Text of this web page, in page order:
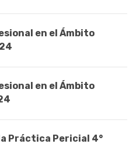
en el Ámbito
en el Ámbito
Práctica Pericial 4°